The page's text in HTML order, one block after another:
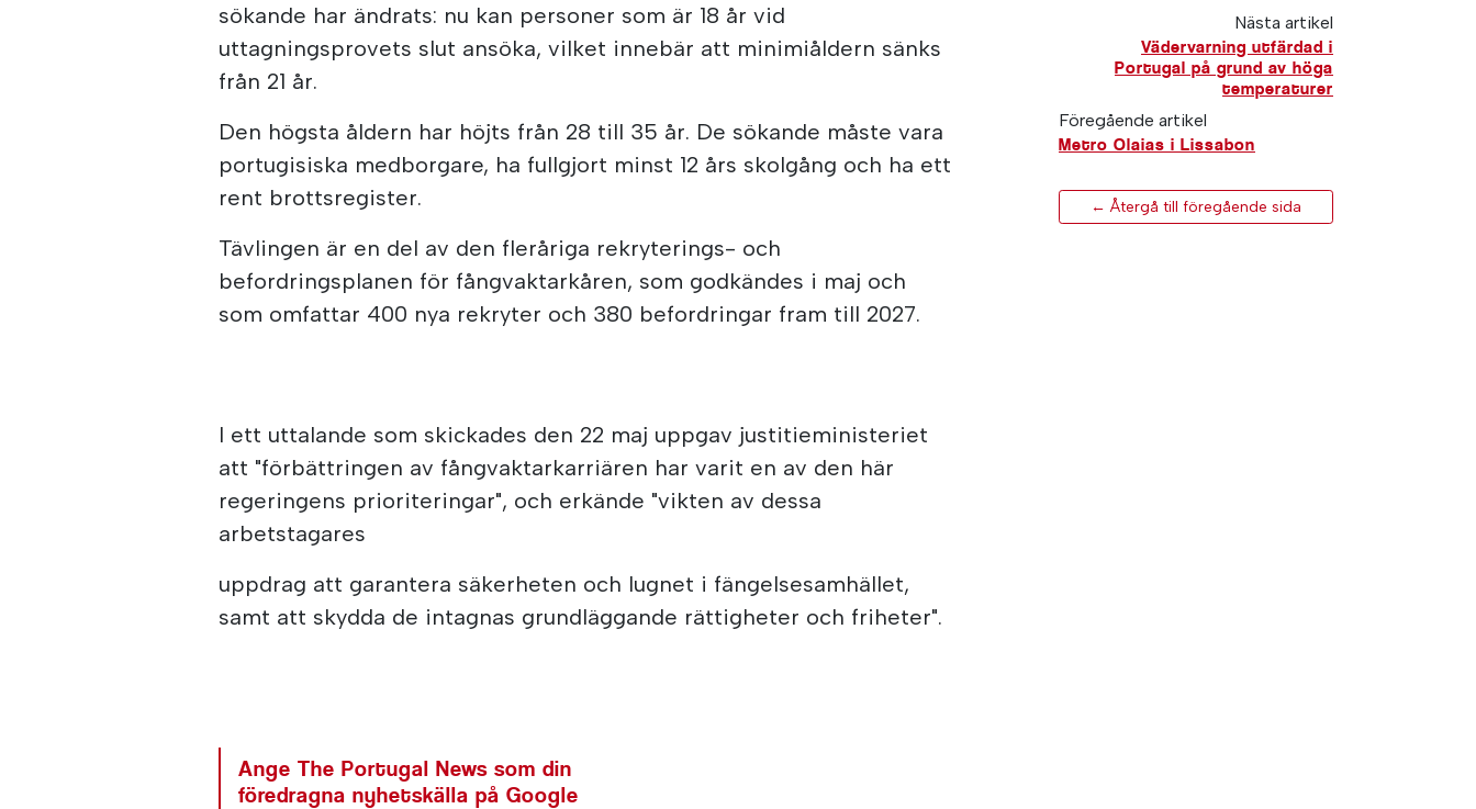
sökande har ändrats: nu kan personer som är 18 år vid
uttagningsprovets slut ansöka, vilket innebär att minimiåldern sänks
från 21 år.
Den högsta åldern har höjts från 28 till 35 år. De sökande måste vara
portugisiska medborgare, ha fullgjort minst 12 års skolgång och ha ett
rent brottsregister.
Tävlingen är en del av den fleråriga rekryterings- och
befordringsplanen för fångvaktarkåren, som godkändes i maj och
som omfattar 400 nya rekryter och 380 befordringar fram till 2027.
I ett uttalande som skickades den 22 maj uppgav justitieministeriet
att "förbättringen av fångvaktarkarriären har varit en av den här
regeringens prioriteringar", och erkände "vikten av dessa
arbetstagares
uppdrag att garantera säkerheten och lugnet i fängelsesamhället,
samt att skydda de intagnas grundläggande rättigheter och friheter".
Ange The Portugal News som din
föredragna nyhetskälla på Google
Nästa artikel
Vädervarning utfärdad i
Portugal på grund av höga
temperaturer
Föregående artikel
Metro Olaias i Lissabon
← Återgå till föregående sida